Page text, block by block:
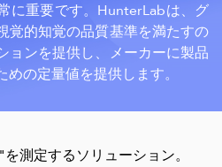
に重要です。HunterLabは、グ
覚的知覚の品質基準を満たすの
ョンを提供し、メーカーに製品
の定量値を提供します。
測定するソリューション。